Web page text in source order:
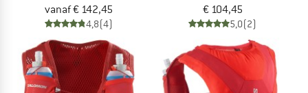
vanaf € 142,45
4,8(4)
€ 104,45
5,0(2)